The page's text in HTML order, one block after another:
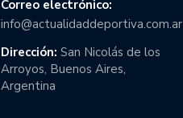
Correo electrónico:
info@actualidaddeportiva.com.ar
Dirección: San Nicolás de los
Arroyos, Buenos Aires,
Argentina